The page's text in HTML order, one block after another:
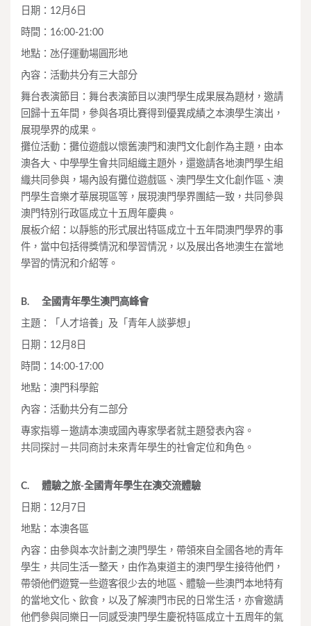
日期：12月6日
時間：16:00-21:00
地點：氹仔運動場圓形地
內容：活動共分有三大部分
舞台表演節目：舞台表演節目以澳門學生成果展為題材，邀請
回歸十五年間，參與各項比賽得到優異成績之本澳學生演出，
展現學界的成果。
攤位活動：攤位遊戲以懷舊澳門和澳門文化創作為主題，由本
澳各大、中學學生會共同組織主題外，還邀請各地澳門學生組
織共同參與，場內設有攤位遊戲區、澳門學生文化創作區、澳
門學生音樂才華展現區等，展現澳門學界團結一致，共同參與
澳門特別行政區成立十五周年慶典。
展板介紹：以靜態的形式展出特區成立十五年間澳門學界的事
件，當中包括得獎情況和學習情況，以及展出各地澳生在當地
學習的情況和介紹等。
B. 全國青年學生澳門高峰會
主題：「人才培養」及「青年人談夢想」
日期：12月8日
時間：14:00-17:00
地點：澳門科學館
內容：活動共分有二部分
專家指導－邀請本澳或國內專家學者就主題發表內容。
共同探討－共同商討未來青年學生的社會定位和角色。
C. 體驗之旅-全國青年學生在澳交流體驗
日期：12月7日
地點：本澳各區
內容：由參與本次計劃之澳門學生，帶領來自全國各地的青年
學生，共同生活一整天，由作為東道主的澳門學生接待他們，
帶領他們遊覽一些遊客很少去的地區、體驗一些澳門本地特有
的當地文化、飲食，以及了解澳門市民的日常生活，亦會邀請
他們參與同樂日一同感受澳門學生慶祝特區成立十五周年的氣